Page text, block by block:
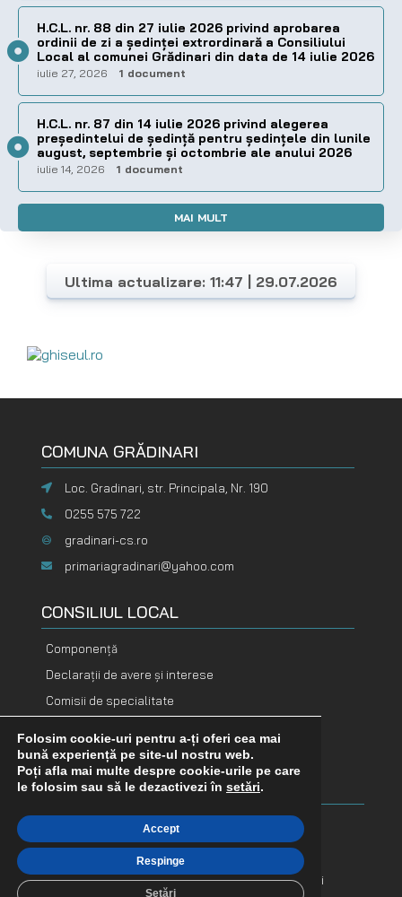
H.C.L. nr. 88 din 27 iulie 2026 privind aprobarea
ordinii de zi a şedinţei extrordinară a Consiliului
Local al comunei Grădinari din data de 14 iulie 2026
iulie 27, 2026 1 document
H.C.L. nr. 87 din 14 iulie 2026 privind alegerea
preşedintelui de şedinţă pentru ședințele din lunile
august, septembrie și octombrie ale anului 2026
iulie 14, 2026 1 document
MAI MULT
Ultima actualizare: 11:47 | 29.07.2026
COMUNA GRĂDINARI
Loc. Gradinari, str. Principala, Nr. 190
0255 575 722
gradinari-cs.ro
primariagradinari@yahoo.com
CONSILIUL LOCAL
Componență
Declarații de avere și interese
Comisii de specialitate
DOCUMENTE
FINANCIARE
Execuție bugetară
DOCUMENTE
ADOPTATE
Hotărâri consiliu
Dispoziții primar
Proiecte de hotărâri
Folosim cookie-uri pentru a-ți oferi cea mai
bună experiență pe site-ul nostru web.
Poți afla mai multe despre cookie-urile pe care
le folosim sau să le dezactivezi în setări.
Accept
Respinge
Setări